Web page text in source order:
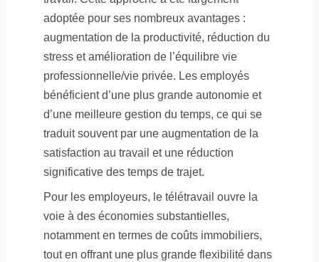
adoptée pour ses nombreux avantages :
augmentation de la productivité, réduction du
stress et amélioration de l’équilibre vie
professionnelle/vie privée. Les employés
bénéficient d’une plus grande autonomie et
d’une meilleure gestion du temps, ce qui se
traduit souvent par une augmentation de la
satisfaction au travail et une réduction
significative des temps de trajet.
Pour les employeurs, le télétravail ouvre la
voie à des économies substantielles,
notamment en termes de coûts immobiliers,
tout en offrant une plus grande flexibilité dans